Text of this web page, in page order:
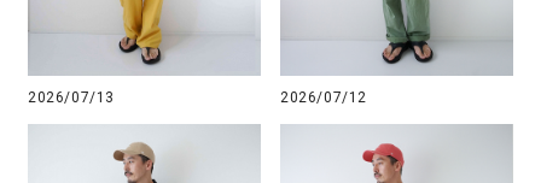
2026/07/13 2026/07/12